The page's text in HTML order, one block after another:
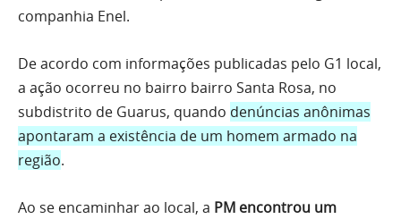
companhia Enel.
De acordo com informações publicadas pelo G1 local,
a ação ocorreu no bairro bairro Santa Rosa, no
subdistrito de Guarus, quando denúncias anônimas
apontaram a existência de um homem armado na
região.
Ao se encaminhar ao local, a PM encontrou um